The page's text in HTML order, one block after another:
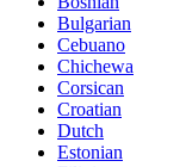
Bulgarian
Cebuano
Chichewa
Corsican
Croatian
Dutch
Estonian